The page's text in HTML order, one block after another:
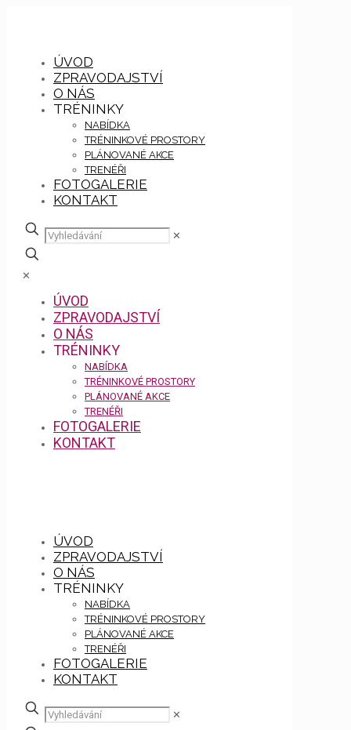
ÚVOD
ZPRAVODAJSTVÍ
O NÁS
TRÉNINKY
NABÍDKA
TRÉNINKOVÉ PROSTORY
PLÁNOVANÉ AKCE
TRENÉŘI
FOTOGALERIE
KONTAKT
✕
✕
ÚVOD
ZPRAVODAJSTVÍ
O NÁS
TRÉNINKY
NABÍDKA
TRÉNINKOVÉ PROSTORY
PLÁNOVANÉ AKCE
TRENÉŘI
FOTOGALERIE
KONTAKT
ÚVOD
ZPRAVODAJSTVÍ
O NÁS
TRÉNINKY
NABÍDKA
TRÉNINKOVÉ PROSTORY
PLÁNOVANÉ AKCE
TRENÉŘI
FOTOGALERIE
KONTAKT
✕